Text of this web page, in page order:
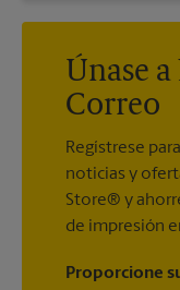
Únase
Correo
Regístrese
noticias y
Store® y
de impresión
Proporcione